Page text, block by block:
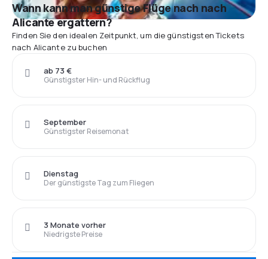
Wann kann man günstige Flüge nach nach
Alicante ergattern?
Finden Sie den idealen Zeitpunkt, um die günstigsten Tickets
nach Alicante zu buchen
Günstigster Hin- und Rückflug
ab 73 €
Günstigster Reisemonat
September
Der günstigste Tag zum Fliegen
Dienstag
Niedrigste Preise
3 Monate vorher